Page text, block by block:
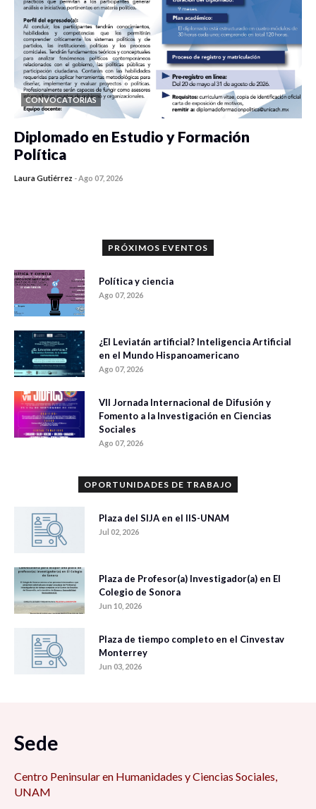
CONVOCATORIAS
Diplomado en Estudio y Formación
Política
Laura Gutiérrez -Ago 07, 2026
PRÓXIMOS EVENTOS
Política y ciencia
Ago 07, 2026
¿El Leviatán artificial? Inteligencia Artificial
en el Mundo Hispanoamericano
Ago 07, 2026
VII Jornada Internacional de Difusión y
Fomento a la Investigación en Ciencias
Sociales
Ago 07, 2026
OPORTUNIDADES DE TRABAJO
Plaza del SIJA en el IIS-UNAM
Jul 02, 2026
Plaza de Profesor(a) Investigador(a) en El
Colegio de Sonora
Jun 10, 2026
Plaza de tiempo completo en el Cinvestav
Monterrey
Jun 03, 2026
Sede
Centro Peninsular en Humanidades y Ciencias Sociales,
UNAM